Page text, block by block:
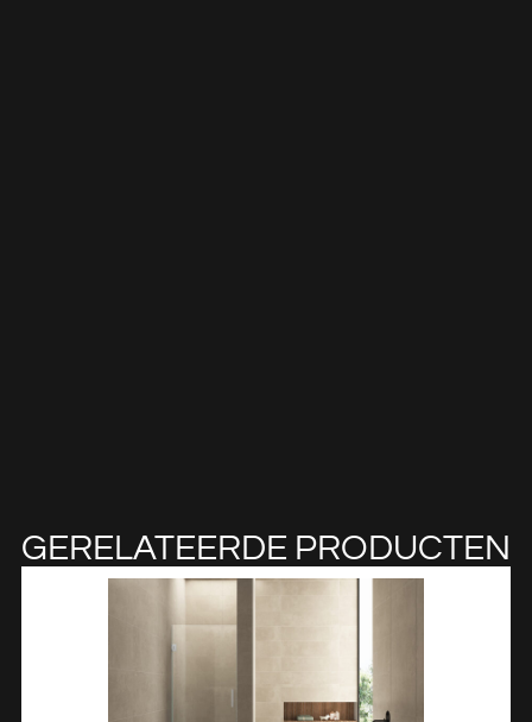
GERELATEERDE PRODUCTEN